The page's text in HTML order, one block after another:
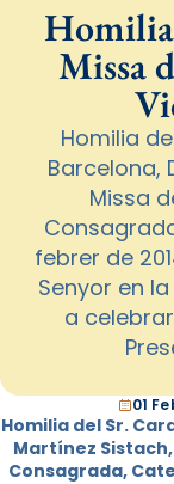
Homilia
Missa
Homilia
Barcelona,
Missa
febrer de
Senyor en
a
01
Homilia del Sr.
Martínez
Consagrada,